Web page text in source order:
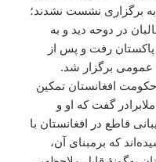
برگزاری نشست نشدند؛
در دوحه دید و به
رفت و پس از
عمومی برگزار شد.
افغانستان تمکین
گفت که او و
قاطع در افغانستان با
که برمبنای آن،